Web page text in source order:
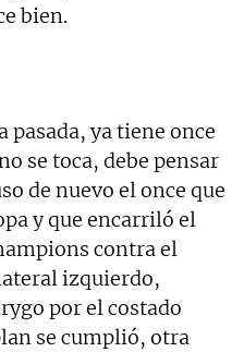
bien.
pasada, ya tiene once
se toca, debe pensar
de nuevo el once que
y que encarriló el
contra el
izquierdo,
por el costado
se cumplió, otra